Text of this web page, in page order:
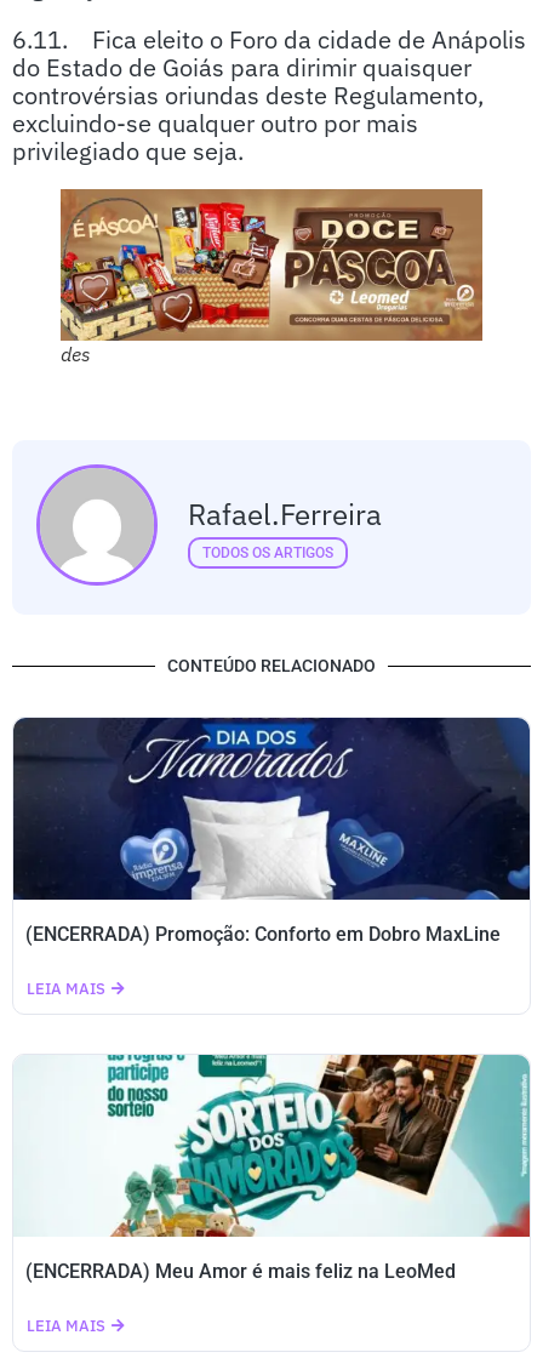
6.11. Fica eleito o Foro da cidade de Anápolis
do Estado de Goiás para dirimir quaisquer
controvérsias oriundas deste Regulamento,
excluindo-se qualquer outro por mais
privilegiado que seja.
des
Rafael.ferreira
TODOS OS ARTIGOS
CONTEÚDO RELACIONADO
(ENCERRADA) Promoção: Conforto em Dobro MaxLine
LEIA MAIS
(ENCERRADA) Meu Amor é mais feliz na LeoMed
LEIA MAIS